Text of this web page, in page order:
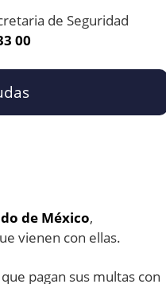
de Seguridad
00
de México,
vienen con ellas.
pagan sus multas con